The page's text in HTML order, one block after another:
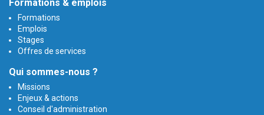
Formations & emplois
Formations
Emplois
Stages
Offres de services
Qui sommes-nous ?
Missions
Enjeux & actions
Conseil d'administration